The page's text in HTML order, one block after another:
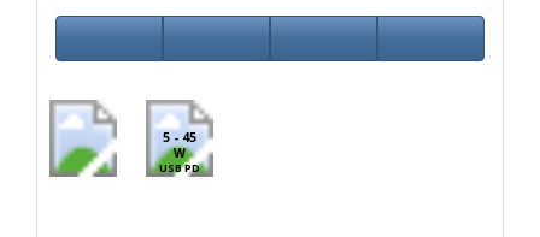
5 - 45
W
USB PD